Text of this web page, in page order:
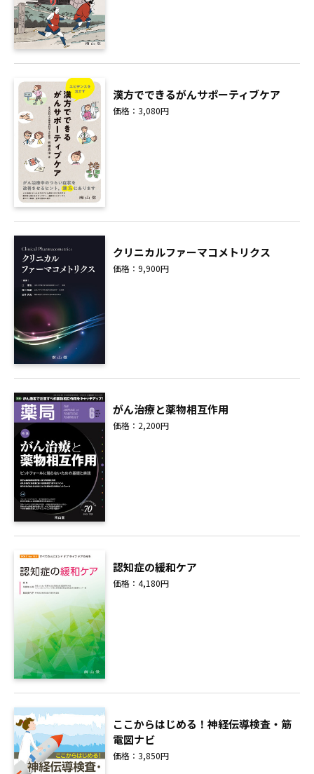
漢方でできるがんサポーティブケア
価格：3,080円
クリニカルファーマコメトリクス
価格：9,900円
がん治療と薬物相互作用
価格：2,200円
認知症の緩和ケア
価格：4,180円
ここからはじめる！神経伝導検査・筋
電図ナビ
価格：3,850円